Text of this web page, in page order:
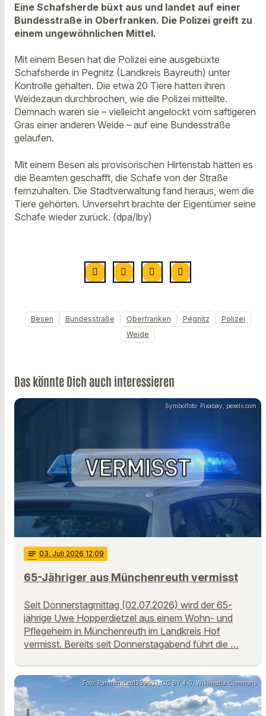
Eine Schafsherde büxt aus und landet auf einer
Bundesstraße in Oberfranken. Die Polizei greift zu
einem ungewöhnlichen Mittel.
Mit einem Besen hat die Polizei eine ausgebüxte
Schafsherde in Pegnitz (Landkreis Bayreuth) unter
Kontrolle gehalten. Die etwa 20 Tiere hatten ihren
Weidezaun durchbrochen, wie die Polizei mitteilte.
Demnach waren sie – vielleicht angelockt vom saftigeren
Gras einer anderen Weide – auf eine Bundesstraße
gelaufen.
Mit einem Besen als provisorischen Hirtenstab hätten es
die Beamten geschafft, die Schafe von der Straße
fernzuhalten. Die Stadtverwaltung fand heraus, wem die
Tiere gehörten. Unversehrt brachte der Eigentümer seine
Schafe wieder zurück. (dpa/lby)
Besen Bundesstraße Oberfranken Pegnitz
Polizei
Weide
Das könnte Dich auch interessieren
Symbolfoto: Pixabay, pexels.com
notes 03. Juli 2026 12:09
65-Jähriger aus Münchenreuth vermisst
Seit Donnerstagmittag (02.07.2026) wird der 65-
jährige Uwe Hopperdietzel aus einem Wohn- und
Pflegeheim in Münchenreuth im Landkreis Hof
vermisst. Bereits seit Donnerstagabend führt die …
Foto: PantheraLeo1359531, CC BY 4.0, Wikimedia Commons